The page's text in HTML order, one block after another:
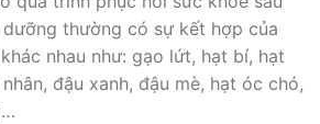
thường có sự kết hợp của
nhau như: gạo lứt, hạt bí, hạt
đậu xanh, đậu mè, hạt óc chó,